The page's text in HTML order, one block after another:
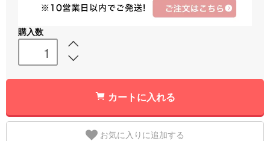
購入数
カートに入れる
お気に入りに追加する